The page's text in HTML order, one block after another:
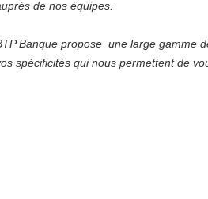
de nos équipes.
Banque propose une large gamme
spécificités qui nous permettent de